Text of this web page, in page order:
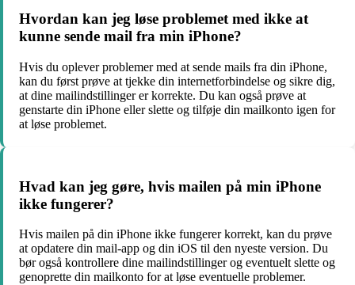
Hvordan kan jeg løse problemet med ikke at
kunne sende mail fra min iPhone?
Hvis du oplever problemer med at sende mails fra din iPhone,
kan du først prøve at tjekke din internetforbindelse og sikre dig,
at dine mailindstillinger er korrekte. Du kan også prøve at
genstarte din iPhone eller slette og tilføje din mailkonto igen for
at løse problemet.
Hvad kan jeg gøre, hvis mailen på min iPhone
ikke fungerer?
Hvis mailen på din iPhone ikke fungerer korrekt, kan du prøve
at opdatere din mail-app og din iOS til den nyeste version. Du
bør også kontrollere dine mailindstillinger og eventuelt slette og
genoprette din mailkonto for at løse eventuelle problemer.